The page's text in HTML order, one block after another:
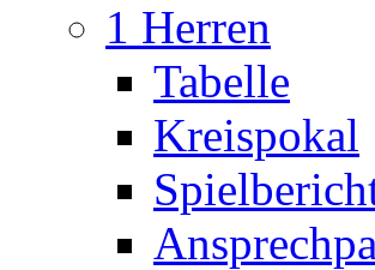
1 Herren
Tabelle
Kreispokal